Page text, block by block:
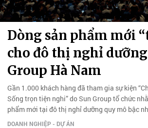
Dòng sản phẩm mới
cho đô thị nghỉ
Group Hà Nam
Gần 1.000 khách hàng đã tham gia sự kiện
Sống trọn tiện nghi” do Sun Group tổ chức
phẩm mới tại đô thị nghỉ dưỡng quy mô bậc
DOANH NGHIỆP - DỰ ÁN